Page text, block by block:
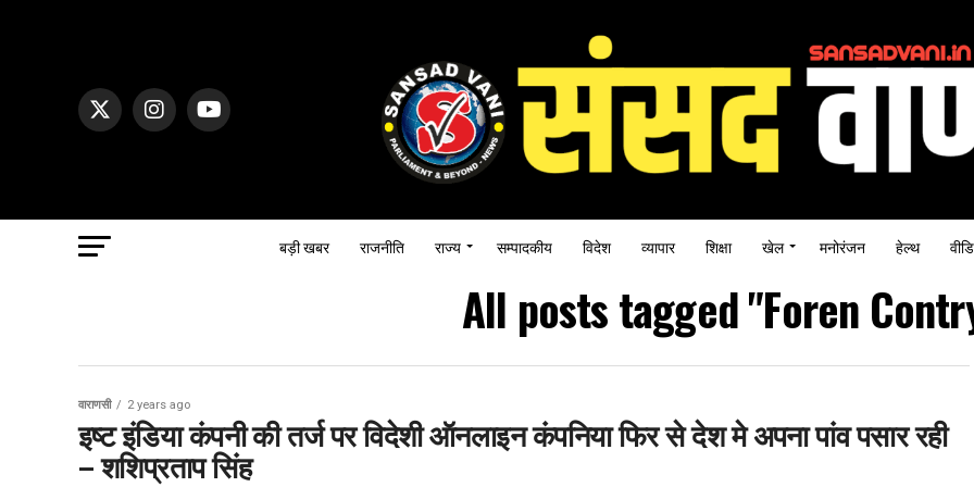
बड़ी खबर राजनीति राज्य सम्पादकीय विदेश व्यापार शिक्षा खेल मनोरंजन हेल्थ
All posts tagged "Foren
वाराणसी 2 years ago
इष्ट इंडिया कंपनी की तर्ज पर विदेशी ऑनलाइन कंपनिया फिर से देश मे अपना पांव पसार रही
– शशिप्रताप सिंह